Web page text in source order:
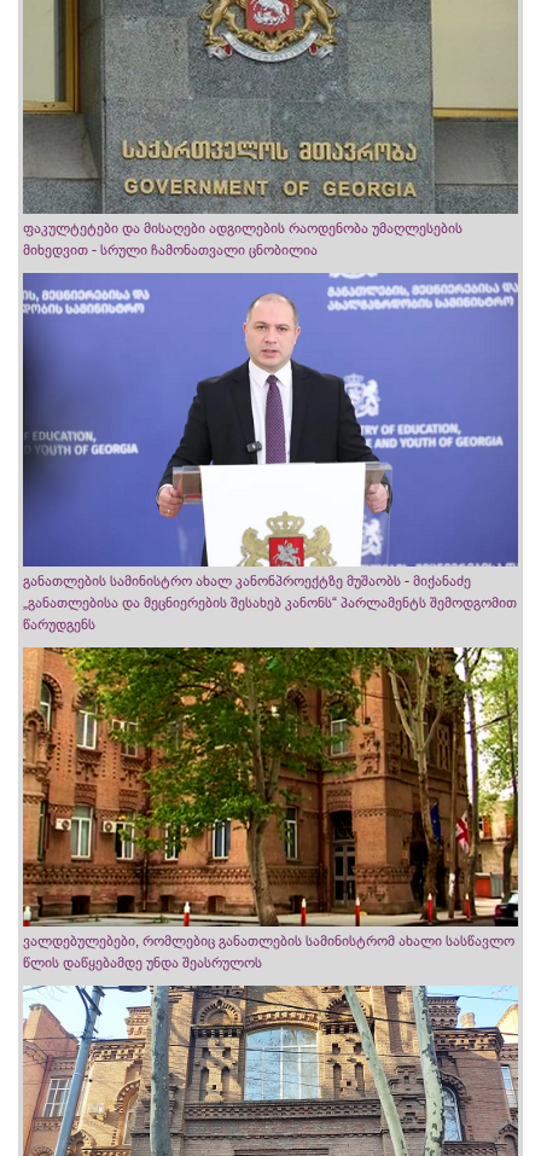
ფაკულტეტები და მისაღები ადგილების რაოდენობა უმაღლესების
მიხედვით - სრული ჩამონათვალი ცნობილია
განათლების სამინისტრო ახალ კანონპროექტზე მუშაობს - მიქანაძე
„განათლებისა და მეცნიერების შესახებ კანონს“ პარლამენტს შემოდგომით
წარუდგენს
ვალდებულებები, რომლებიც განათლების სამინისტრომ ახალი სასწავლო
წლის დაწყებამდე უნდა შეასრულოს